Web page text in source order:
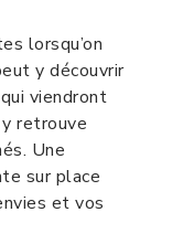
lorsqu’on
y découvrir
viendront
retrouve
Une
sur place
et vos